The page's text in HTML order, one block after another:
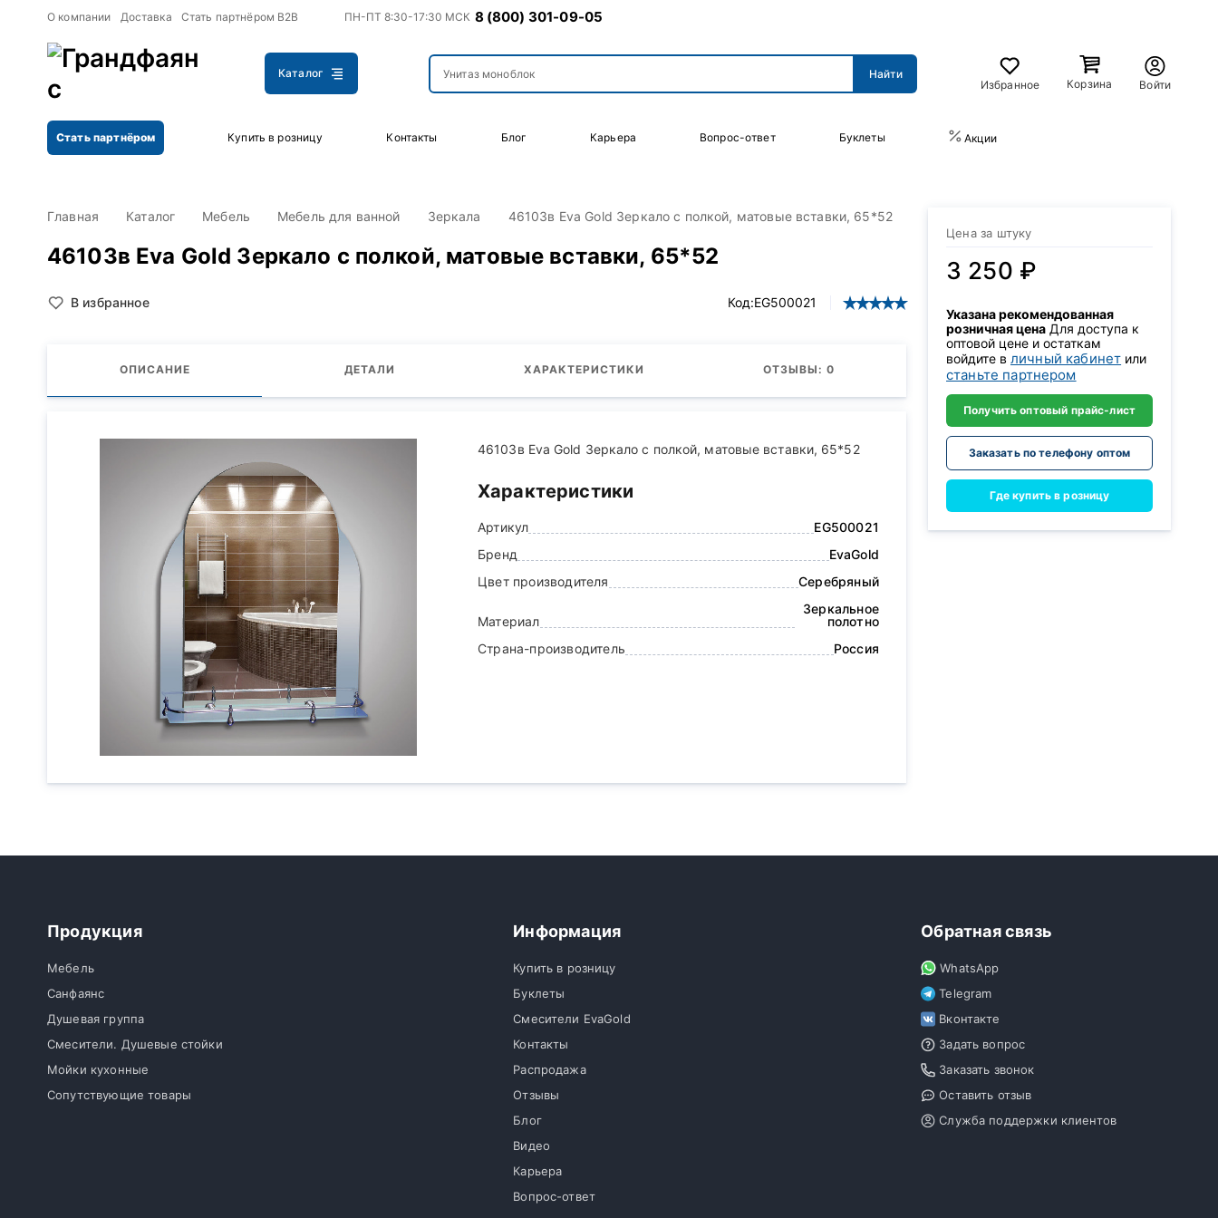
О компании Доставка Стать партнёром B2B ПН-ПТ 8:30-17:30 МСК 8 (800) 301-09-05
Каталог
Избранное
Корзина Войти
Стать партнёром Купить в розницу Контакты Блог Карьера Вопрос-ответ Буклеты Акции
Главная Каталог Мебель Мебель для ванной Зеркала 46103в Eva Gold Зеркало с полкой, матовые вставки, 65*52
46103в Eva Gold Зеркало с полкой, матовые вставки, 65*52
В избранное Код:EG500021
ОПИСАНИЕ ДЕТАЛИ ХАРАКТЕРИСТИКИ ОТЗЫВЫ: 0
46103в Eva Gold Зеркало с полкой, матовые вставки, 65*52
Характеристики
Артикул
EG500021
Бренд
EvaGold
Цвет производителя
Серебряный
Материал
Зеркальное
полотно
Страна-производитель
Россия
Цена за штуку
3 250 ₽
Указана рекомендованная
розничная цена Для доступа к
оптовой цене и остаткам
войдите в личный кабинет или
станьте партнером
Получить оптовый прайс-лист
Заказать по телефону оптом
Где купить в розницу
Продукция
Мебель
Санфаянс
Душевая группа
Смесители. Душевые стойки
Мойки кухонные
Сопутствующие товары
Информация
Купить в розницу
Буклеты
Смесители EvaGold
Контакты
Распродажа
Отзывы
Блог
Видео
Карьера
Вопрос-ответ
Обратная связь
WhatsApp
Telegram
Вконтакте
Задать вопрос
Заказать звонок
Оставить отзыв
Служба поддержки клиентов